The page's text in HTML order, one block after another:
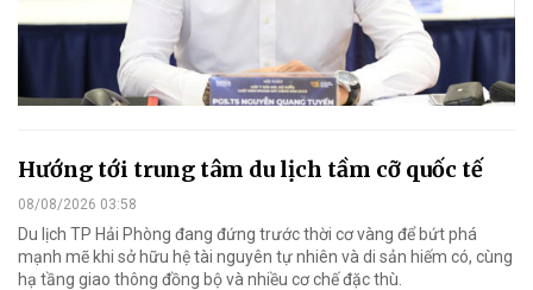
Hướng tới trung tâm du lịch tầm cỡ quốc tế
08/08/2026 03:58
Du lịch TP Hải Phòng đang đứng trước thời cơ vàng để bứt phá
mạnh mẽ khi sở hữu hệ tài nguyên tự nhiên và di sản hiếm có, cùng
hạ tầng giao thông đồng bộ và nhiều cơ chế đặc thù.